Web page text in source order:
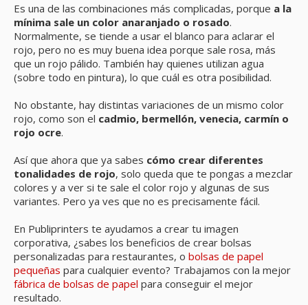
Es una de las combinaciones más complicadas, porque a la
mínima sale un color anaranjado o rosado.
Normalmente, se tiende a usar el blanco para aclarar el
rojo, pero no es muy buena idea porque sale rosa, más
que un rojo pálido. También hay quienes utilizan agua
(sobre todo en pintura), lo que cuál es otra posibilidad.
No obstante, hay distintas variaciones de un mismo color
rojo, como son el cadmio, bermellón, venecia, carmín o
rojo ocre.
Así que ahora que ya sabes cómo crear diferentes
tonalidades de rojo, solo queda que te pongas a mezclar
colores y a ver si te sale el color rojo y algunas de sus
variantes. Pero ya ves que no es precisamente fácil.
En Publiprinters te ayudamos a crear tu imagen
corporativa, ¿sabes los beneficios de crear bolsas
personalizadas para restaurantes, o bolsas de papel
pequeñas para cualquier evento? Trabajamos con la mejor
fábrica de bolsas de papel para conseguir el mejor
resultado.